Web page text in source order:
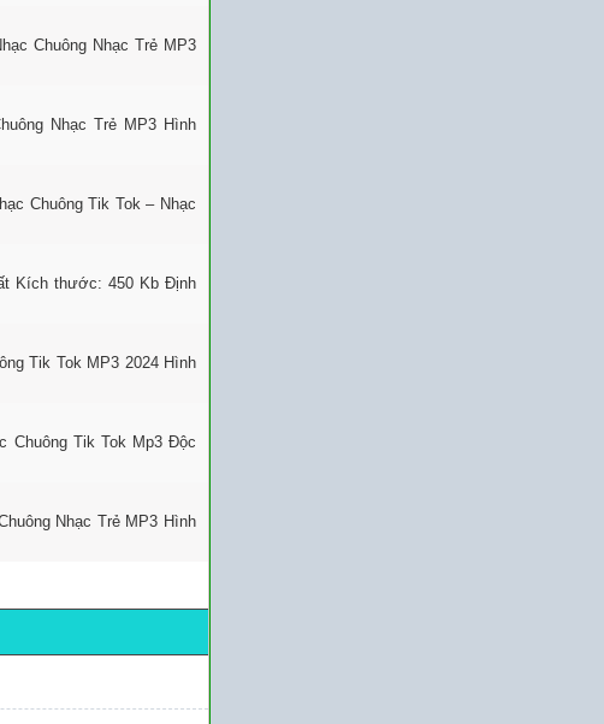
Chuông Nhạc Trẻ MP3
Nhạc Trẻ MP3 Hình
Chuông Tik Tok – Nhạc
Kích thước: 450 Kb Định
Tik Tok MP3 2024 Hình
Chuông Tik Tok Mp3 Độc
Nhạc Trẻ MP3 Hình